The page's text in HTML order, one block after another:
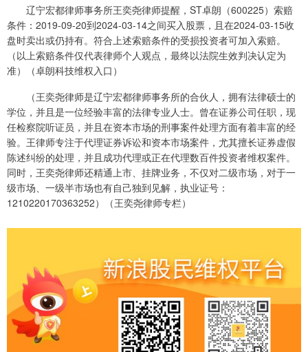
辽宁宏都律师事务所王奕尧律师提醒，ST卓朗（600225）索赔
条件：2019-09-20到2024-03-14之间买入股票，且在2024-03-15收
盘时卖出或仍持有。符合上述索赔条件的受损投资者可加入索赔。
（以上索赔条件仅代表律师个人观点，最终以法院生效判决认定为
准）（卓朗科技维权入口）
（王奕尧律师是辽宁宏都律师事务所的合伙人，拥有法律硕士的
学位，并且是一位经验丰富的法律专业人士。曾在证券公司任职，现
任检察院听证员，并且在资本市场的刑事案件处理方面有着丰富的经
验。王律师专注于代理证券诉讼和资本市场案件，尤其擅长证券虚假
陈述纠纷的处理，并且成功代理或正在代理数百件投资者维权案件。
同时，王奕尧律师还精通上市、挂牌业务，不仅对二级市场，对于一
级市场、一级半市场也有自己独到见解，执业证号：
1210220170363252）（王奕尧律师专栏）